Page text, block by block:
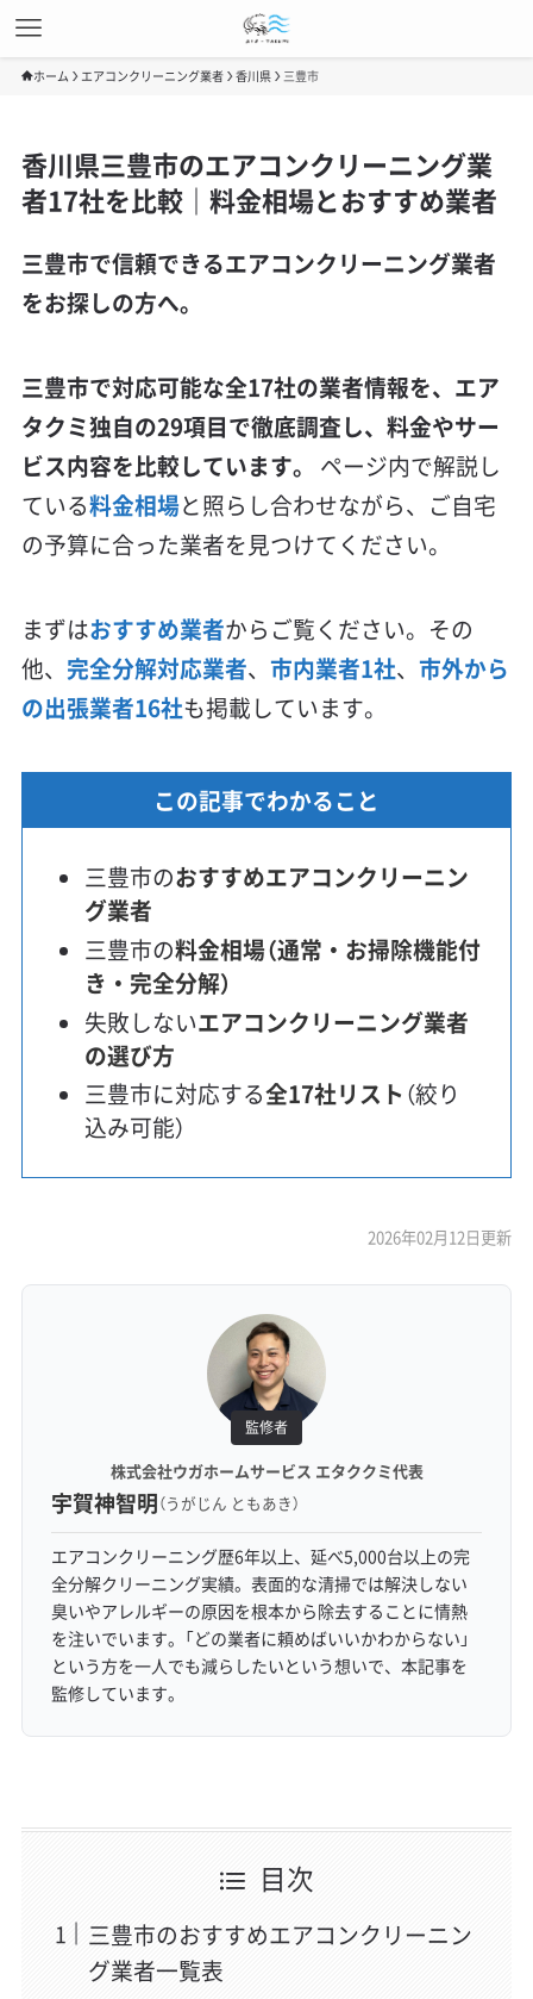
ホーム エアコンクリーニング業者 香川県 三豊市
香川県三豊市のエアコンクリーニング業
者17社を比較｜料金相場とおすすめ業者
三豊市で信頼できるエアコンクリーニング業者
をお探しの方へ。
三豊市で対応可能な全17社の業者情報を、エア
タクミ独自の29項目で徹底調査し、料金やサー
ビス内容を比較しています。
ページ内で解説し
ている料金相場と照らし合わせながら、ご自宅
の予算に合った業者を見つけてください。
まずはおすすめ業者からご覧ください。その
他、 完全分解対応業者、 市内業者1社、 市外から
の出張業者16社も掲載しています。
この記事でわかること
三豊市のおすすめエアコンクリーニン
グ業者
三豊市の料金相場（通常・お掃除機能付
き・完全分解）
失敗しないエアコンクリーニング業者
の選び方
三豊市に対応する全17社リスト （絞り
込み可能）
2026年02月12日更新
監修者
株式会社ウガホームサービス エタククミ代表
宇賀神智明（うがじん ともあき）
エアコンクリーニング歴6年以上、延べ5,000台以上の完
全分解クリーニング実績。表面的な清掃では解決しない
臭いやアレルギーの原因を根本から除去することに情熱
を注いでいます。「どの業者に頼めばいいかわからない」
という方を一人でも減らしたいという想いで、本記事を
監修しています。
目次
三豊市のおすすめエアコンクリーニン
グ業者一覧表